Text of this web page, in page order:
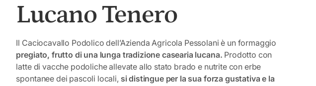
Lucano Tenero
Il Caciocavallo Podolico dell’Azienda Agricola Pessolani è un formaggio
pregiato, frutto di una lunga tradizione casearia lucana. Prodotto con
latte di vacche podoliche allevate allo stato brado e nutrite con erbe
spontanee dei pascoli locali, si distingue per la sua forza gustativa e la